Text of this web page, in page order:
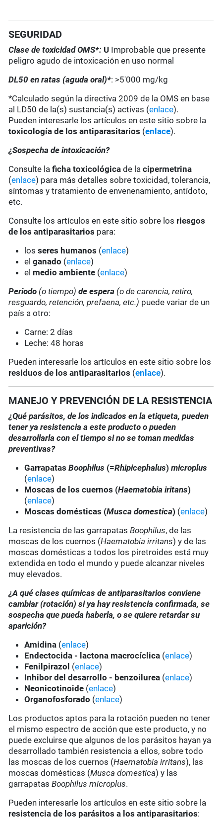
SEGURIDAD
Clase de toxicidad OMS*: U Improbable que presente
peligro agudo de intoxicación en uso normal
DL50 en ratas (aguda oral)*: >5'000 mg/kg
*Calculado según la directiva 2009 de la OMS en base
al LD50 de la(s) sustancia(s) activas (enlace).
Pueden interesarle los artículos en este sitio sobre la
toxicología de los antiparasitarios (enlace).
¿Sospecha de intoxicación?
Consulte laficha toxicológica de lacipermetrina
(enlace) para más detalles sobre toxicidad, tolerancia,
síntomas y tratamiento de envenenamiento, antídoto,
etc.
Consulte los artículos en este sitio sobre los riesgos
de los antiparasitarios para:
losseres humanos (enlace)
elganado (enlace)
el medio ambiente (enlace)
Periodo (o tiempo) de espera (o de carencia, retiro,
resguardo, retención, prefaena, etc.) puede variar de un
país a otro:
Carne: 2 días
Leche: 48 horas
Pueden interesarle los artículos en este sitio sobre los
residuos de los antiparasitarios (enlace).
MANEJO Y PREVENCIÓN DE LA RESISTENCIA
¿Qué parásitos, de los indicados en la etiqueta, pueden
tener ya resistencia a este producto o pueden
desarrollarla con el tiempo si no se toman medidas
preventivas?
GarrapatasBoophilus (=Rhipicephalus)microplus
(enlace)
Moscas de los cuernos (Haematobia iritans)
(enlace)
Moscas domésticas (Musca domestica) (enlace)
La resistencia de las garrapatasBoophilus, de las
moscas de los cuernos (Haematobia irritans) y de las
moscas domésticas a todos los piretroides está muy
extendida en todo el mundo y puede alcanzar niveles
muy elevados.
¿A qué clases químicas de antiparasitarios conviene
cambiar (rotación) si ya hay resistencia confirmada, se
sospecha que pueda haberla, o se quiere retardar su
aparición?
Amidina (enlace)
Endectocida - lactona macrocíclica (enlace)
Fenilpirazol (enlace)
Inhibor del desarrollo - benzoilurea (enlace)
Neonicotinoide (enlace)
Organofosforado (enlace)
Los productos aptos para la rotación pueden no tener
el mismo espectro de acción que este producto, y no
puede excluirse que algunos de los parásitos hayan ya
desarrollado también resistencia a ellos, sobre todo
las moscas de los cuernos (Haematobia irritans), las
moscas domésticas (Musca domestica) y las
garrapatasBoophilus microplus.
Pueden interesarle los artículos en este sitio sobre la
resistencia de los parásitos a los antiparasitarios: